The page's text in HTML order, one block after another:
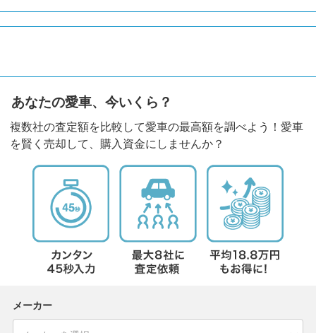
あなたの愛車、今いくら？
複数社の査定額を比較して愛車の最高額を調べよう！愛車
を賢く売却して、購入資金にしませんか？
メーカー